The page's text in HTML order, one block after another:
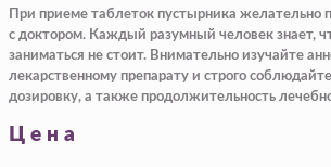
При приеме таблеток пустырника желательно
с доктором. Каждый разумный человек знает,
заниматься не стоит. Внимательно изучайте
лекарственному препарату и строго
дозировку, а также продолжительность
Цена